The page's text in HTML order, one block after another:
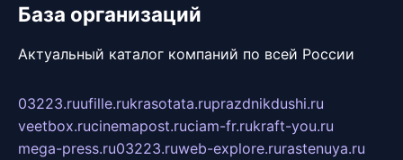
База организаций
Актуальный каталог компаний по всей России
03223.ruufille.rukrasotata.ruprazdnikdushi.ru
veetbox.rucinemapost.ruciam-fr.rukraft-you.ru
mega-press.ru03223.ruweb-explore.rurastenuya.ru